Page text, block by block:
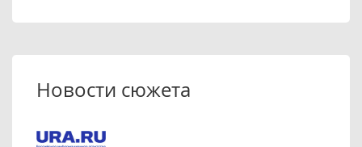
Новости сюжета